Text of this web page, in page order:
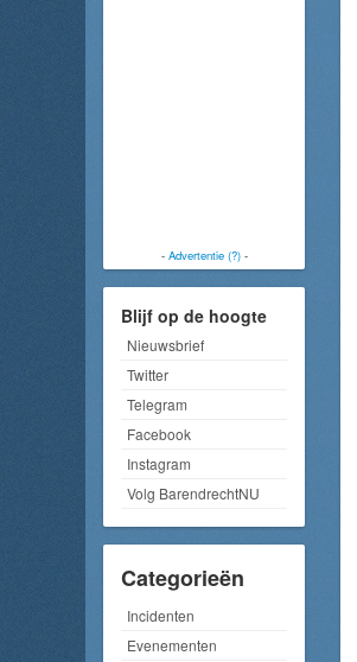
- Advertentie (?)-
Blijf op de hoogte
Nieuwsbrief
Twitter
Telegram
Facebook
Instagram
Volg BarendrechtNU
Categorieën
Incidenten
Evenementen